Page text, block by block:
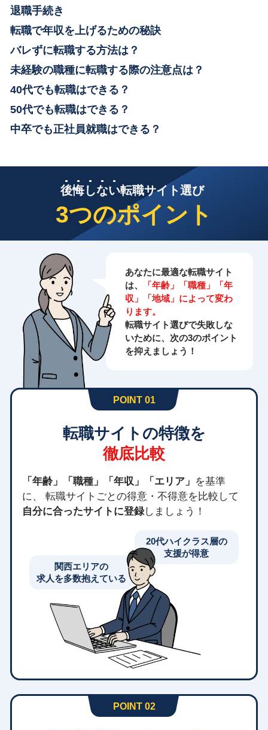
退職手続き
転職で年収を上げるための秘訣
バレずに転職する方法は？
未経験の職種に転職する際の注意点は？
40代でも転職はできる？
50代でも転職はできる？
中卒でも正社員就職はできる？
後悔しない転職サイト選び
3つのポイント
あなたに最適な転職サイト
は、
「年齢」「職種」「年
収」「地域」によって変わ
ります。
転職サイト選びで失敗しな
いために、次の3のポイント
を抑えましょう！
POINT 01
転職サイトの特徴を
徹底比較
「年齢」「職種」「年収」「エリア」 を基準
に、 転職サイトごとの得意・不得意を比較して
自分に合ったサイトに登録しましょう！
関西エリアの
求人を多数抱えている
20代ハイクラス層の
支援が得意
POINT 02